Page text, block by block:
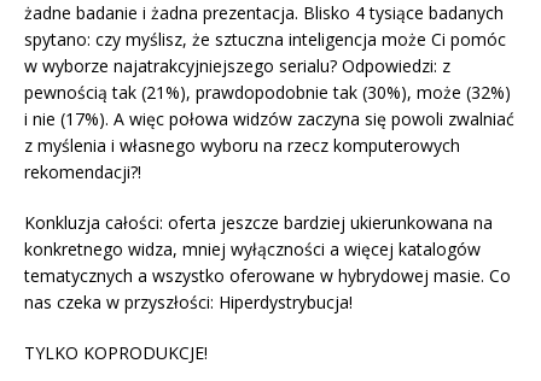
żadne badanie i żadna prezentacja. Blisko 4 tysiące badanych
spytano: czy myślisz, że sztuczna inteligencja może Ci pomóc
w wyborze najatrakcyjniejszego serialu? Odpowiedzi: z
pewnością tak (21%), prawdopodobnie tak (30%), może (32%)
i nie (17%). A więc połowa widzów zaczyna się powoli zwalniać
z myślenia i własnego wyboru na rzecz komputerowych
rekomendacji?!
Konkluzja całości: oferta jeszcze bardziej ukierunkowana na
konkretnego widza, mniej wyłączności a więcej katalogów
tematycznych a wszystko oferowane w hybrydowej masie. Co
nas czeka w przyszłości: Hiperdystrybucja!
TYLKO KOPRODUKCJE!